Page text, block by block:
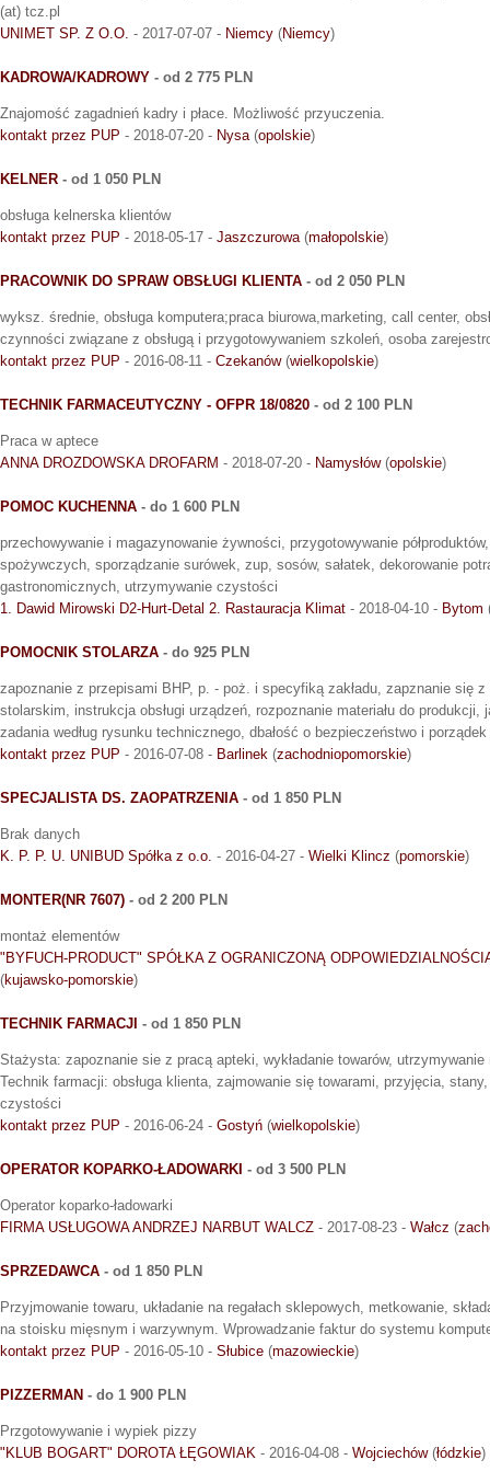
(at) tcz.pl
UNIMET SP. Z O.O. - 2017-07-07 - Niemcy (Niemcy)
KADROWA/KADROWY - od 2 775 PLN
Znajomość zagadnień kadry i płace. Możliwość przyuczenia.
kontakt przez PUP - 2018-07-20 - Nysa(opolskie)
KELNER - od 1 050 PLN
obsługa kelnerska klientów
kontakt przez PUP - 2018-05-17 - Jaszczurowa(małopolskie)
PRACOWNIK DO SPRAW OBSŁUGI KLIENTA - od 2 050 PLN
wyksz. średnie, obsługa komputera;praca biurowa,marketing, call center,
czynności związane z obsługą i przygotowywaniem szkoleń, osoba
kontakt przez PUP - 2016-08-11 - Czekanów(wielkopolskie)
TECHNIK FARMACEUTYCZNY - OFPR 18/0820 - od 2 100 PLN
Praca w aptece
ANNA DROZDOWSKA DROFARM - 2018-07-20 - Namysłów(opolskie)
POMOC KUCHENNA - do 1 600 PLN
przechowywanie i magazynowanie żywności, przygotowywanie
spożywczych, sporządzanie surówek, zup, sosów, sałatek, dekorowanie
gastronomicznych, utrzymywanie czystości
1. Dawid Mirowski D2-Hurt-Detal 2. Rastauracja Klimat - 2018-04-10 - Bytom
POMOCNIK STOLARZA - do 925 PLN
zapoznanie z przepisami BHP, p. - poż. i specyfiką zakładu, zapznanie się
stolarskim, instrukcja obsługi urządzeń, rozpoznanie materiału do produkcji,
zadania według rysunku technicznego, dbałość o bezpieczeństwo i
kontakt przez PUP - 2016-07-08 - Barlinek (zachodniopomorskie)
SPECJALISTA DS. ZAOPATRZENIA - od 1 850 PLN
Brak danych
K. P. P. U. UNIBUD Spółka z o.o. - 2016-04-27 - Wielki Klincz (pomorskie)
MONTER(NR 7607) - od 2 200 PLN
montaż elementów
"BYFUCH-PRODUCT" SPÓŁKA Z OGRANICZONĄ
(kujawsko-pomorskie)
TECHNIK FARMACJI - od 1 850 PLN
Stażysta: zapoznanie sie z pracą apteki, wykładanie towarów,
Technik farmacji: obsługa klienta, zajmowanie się towarami, przyjęcia,
czystości
kontakt przez PUP - 2016-06-24 - Gostyń (wielkopolskie)
OPERATOR KOPARKO-ŁADOWARKI - od 3 500 PLN
Operator koparko-ładowarki
FIRMA USŁUGOWA ANDRZEJ NARBUT WALCZ - 2017-08-23 - Wałcz (
SPRZEDAWCA - od 1 850 PLN
Przyjmowanie towaru, układanie na regałach sklepowych, metkowanie,
na stoisku mięsnym i warzywnym. Wprowadzanie faktur do systemu
kontakt przez PUP - 2016-05-10 - Słubice (mazowieckie)
PIZZERMAN - do 1 900 PLN
Przgotowywanie i wypiek pizzy
"KLUB BOGART" DOROTA ŁĘGOWIAK - 2016-04-08 - Wojciechów(łódzkie)